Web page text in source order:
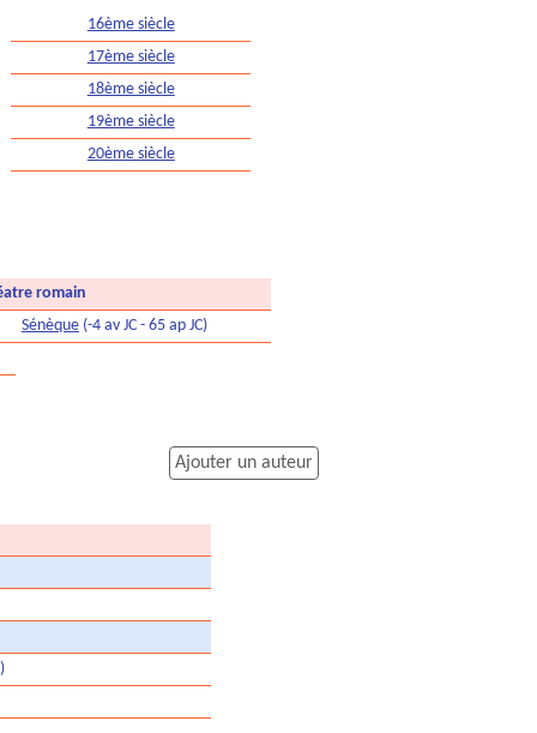
16ème siècle
17ème siècle
18ème siècle
19ème siècle
20ème siècle
romain
Sénèque (-4 av JC - 65 ap JC)
Ajouter un auteur